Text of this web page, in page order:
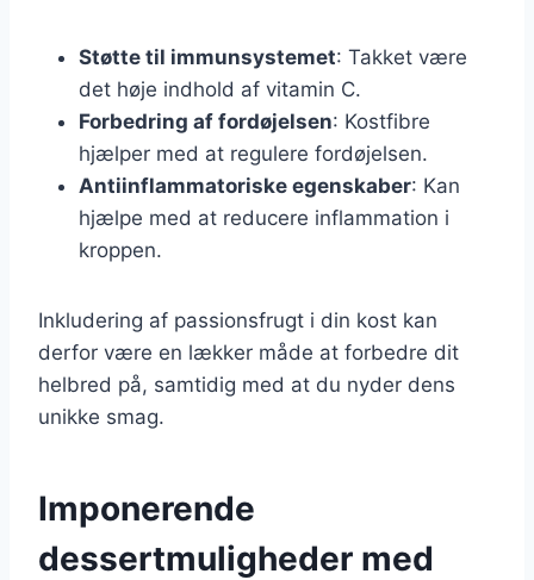
Støtte til immunsystemet: Takket være
det høje indhold af vitamin C.
Forbedring af fordøjelsen: Kostfibre
hjælper med at regulere fordøjelsen.
Antiinflammatoriske egenskaber: Kan
hjælpe med at reducere inflammation i
kroppen.
Inkludering af passionsfrugt i din kost kan
derfor være en lækker måde at forbedre dit
helbred på, samtidig med at du nyder dens
unikke smag.
Imponerende
dessertmuligheder med